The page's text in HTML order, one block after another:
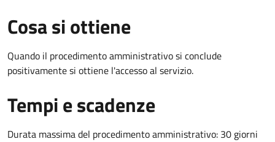
Cosa si ottiene
Quando il procedimento amministrativo si conclude
positivamente si ottiene l'accesso al servizio.
Tempi e scadenze
Durata massima del procedimento amministrativo: 30 giorni